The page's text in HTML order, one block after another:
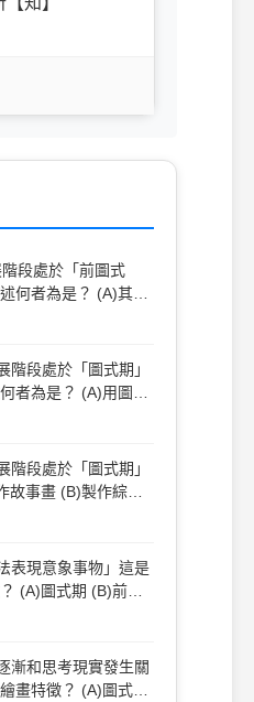
段處於「前圖式
何者為是？ (A)其人
有眼、嘴、身體、
現意象事物 (D)寫生
畫自己看到的。
段處於「圖式期」
者為是？ (A)用圖式
其人物畫由蝌蚪人
錯畫的產生 (D)無意
段處於「圖式期」
故事畫 (B)製作綜合
上皆是。
現意象事物」這是
(A)圖式期 (B)前圖
期。
和思考現實發生關
畫特徵？ (A)圖式期